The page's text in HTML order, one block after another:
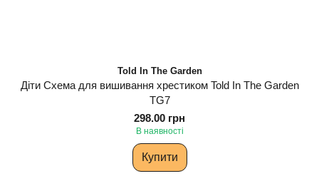
Told In The Garden
Діти Схема для вишивання хрестиком Told In The Garden
TG7
298.00 грн
В наявності
Купити